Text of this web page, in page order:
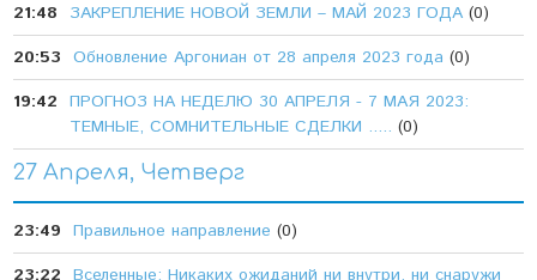
21:48 ЗАКРЕПЛЕНИЕ НОВОЙ ЗЕМЛИ – МАЙ 2023 ГОДА (0)
20:53 Обновление Аргониан от 28 апреля 2023 года (0)
19:42 ПРОГНОЗ НА НЕДЕЛЮ 30 АПРЕЛЯ - 7 МАЯ 2023:
ТЕМНЫЕ, СОМНИТЕЛЬНЫЕ СДЕЛКИ ..... (0)
27 Апреля, Четверг
23:49 Правильное направление (0)
23:22 Вселенные: Никаких ожиданий ни внутри, ни снаружи